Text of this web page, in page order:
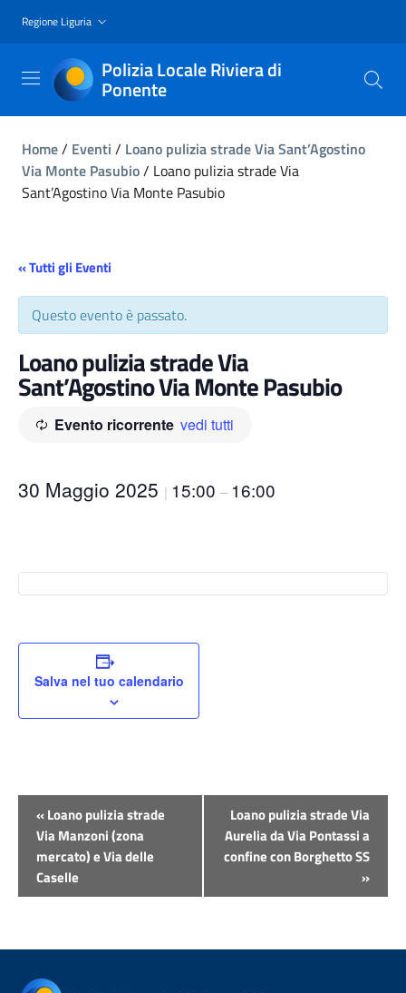
Regione Liguria
Polizia Locale Riviera di
Ponente
Home/ Eventi / Loano pulizia strade Via Sant’Agostino
Via Monte Pasubio/ Loano pulizia strade Via
Sant’Agostino Via Monte Pasubio
« Tutti gli Eventi
Questo evento è passato.
Loano pulizia strade Via
Sant’Agostino Via Monte Pasubio
Evento ricorrente vedi tutti
30 Maggio 2025 | 15:00 – 16:00
Salva nel tuo calendario
Evento
Navigazione
«Loano pulizia strade
Via Manzoni (zona
mercato) e Via delle
Caselle
Loano pulizia strade Via
Aurelia da Via Pontassi a
confine con Borghetto SS
»